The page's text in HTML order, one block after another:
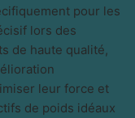
pour les
lors des
de haute qualité,
leur force et
de poids idéaux